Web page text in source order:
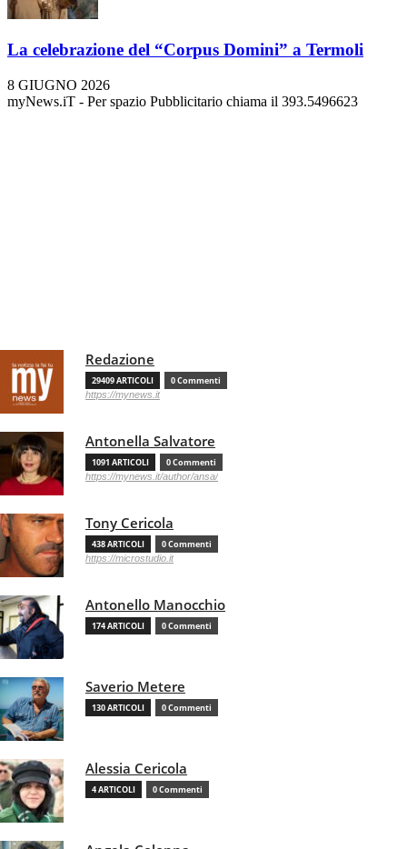
La celebrazione del “Corpus Domini” a Termoli
8 GIUGNO 2026
myNews.iT - Per spazio Pubblicitario chiama il 393.5496623
Redazione
29409 ARTICOLI 0 Commenti
https://mynews.it
Antonella Salvatore
1091 ARTICOLI 0 Commenti
https://mynews.it/author/ansa/
Tony Cericola
438 ARTICOLI 0 Commenti
https://microstudio.it
Antonello Manocchio
174 ARTICOLI 0 Commenti
Saverio Metere
130 ARTICOLI 0 Commenti
Alessia Cericola
4 ARTICOLI 0 Commenti